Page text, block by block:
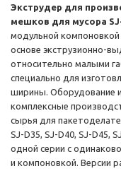
Экструдер для
мешков для мусора
модульной
основе экструзионно-
относительно малыми
специально для
ширины. Оборудование
комплексные
сырья для
SJ-D35, SJ-D40, SJ-D45,
одной серии с
и компоновкой. Версии